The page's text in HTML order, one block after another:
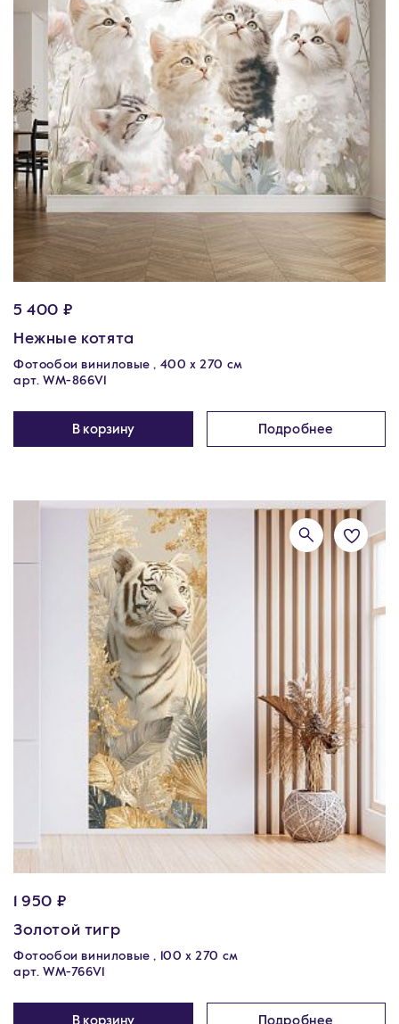
5 400 ₽
Нежные котята
Фотообои виниловые , 400 х 270 см
арт. WM-866V1
В корзину Подробнее
1 950 ₽
Золотой тигр
Фотообои виниловые , 100 x 270 см
арт. WM-766V1
В корзину Подробнее